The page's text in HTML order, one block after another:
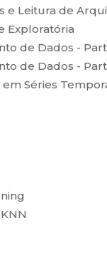
e Leitura de
Exploratória
de Dados -
de Dados -
Séries